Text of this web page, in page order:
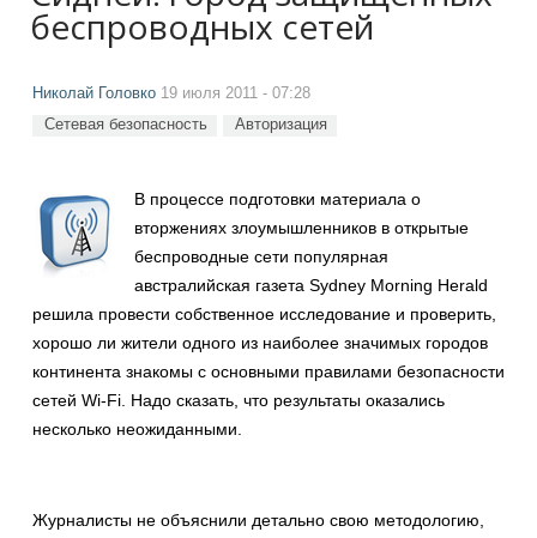
беспроводных сетей
Николай Головко 19 июля 2011 - 07:28
Сетевая безопасность Авторизация
В процессе подготовки материала о
вторжениях злоумышленников в открытые
беспроводные сети популярная
австралийская газета Sydney Morning Herald
решила провести собственное исследование и проверить,
хорошо ли жители одного из наиболее значимых городов
континента знакомы с основными правилами безопасности
сетей Wi-Fi. Надо сказать, что результаты оказались
несколько неожиданными.
Журналисты не объяснили детально свою методологию,